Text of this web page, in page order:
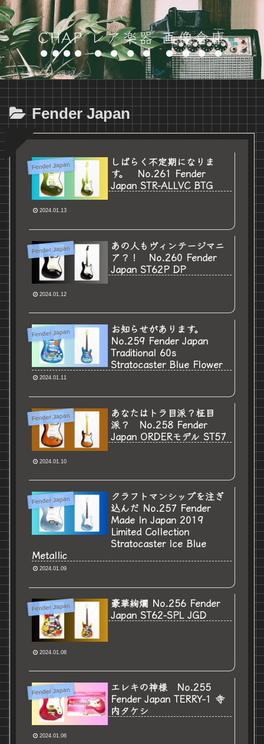
CHAP レア楽器 画像倉庫
Fender Japan
Fender Japan
しばらく不定期になりま
す。 No.261 Fender
Japan STR-ALLVC BTG
2024.01.13
Fender Japan
あの人もヴィンテージマニ
ア？！ No.260 Fender
Japan ST62P DP
2024.01.12
Fender Japan
お知らせがあります。
No.259 Fender Japan
Traditional 60s
Stratocaster Blue Flower
2024.01.11
Fender Japan
あなたはトラ目派？柾目
派？ No.258 Fender
Japan ORDERモデル ST57
2024.01.10
Fender Japan
クラフトマンシップを注ぎ
込んだ No.257 Fender
Made In Japan 2019
Limited Collection
Stratocaster Ice Blue
Metallic
2024.01.09
Fender Japan
豪華絢爛 No.256 Fender
Japan ST62-SPL JGD
2024.01.08
Fender Japan
エレキの神様 No.255
Fender Japan TERRY-1 寺
内タケシ
2024.01.06